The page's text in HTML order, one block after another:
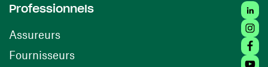
Professionnels
Assureurs
Fournisseurs(ouvre une nouvelle fenêtre)